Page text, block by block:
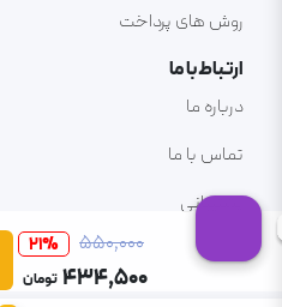
۵۵۰٬۰۰۰ 21%
۴۳۴٬۵۰۰ تومان
روش های پرداخت
ارتباط با ما
درباره ما
تماس با ما
پشتیبانی